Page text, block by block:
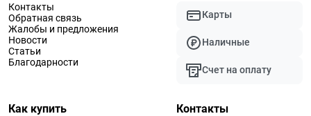
Контакты
Обратная связь
Жалобы и предложения
Новости
Статьи
Благодарности
Карты
Наличные
Счет на оплату
Как купить Контакты